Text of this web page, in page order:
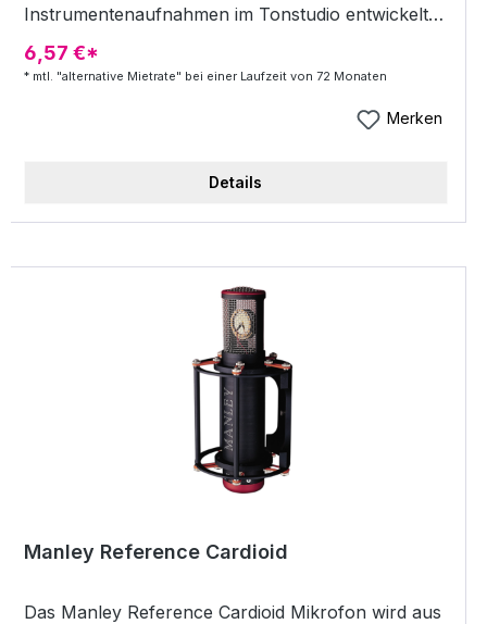
Instrumentenaufnahmen im Tonstudio entwickelt.
9 verschiede Charakteristiken lassen sich über die
Versorgungseinheit regeln. Speziell bei
die hand-selektierte 12AX7 Röhre, die im
natürlichen Klang. Im Lieferumfang befindet sich
eine Mikrofonspinne, ein 7 poliges Anschlusskabel
Kondensator-Kapsel Röhre: Handselektierte 12AX7
Triode Richtcharakteristik: Kugel, Niere, Acht, 6
weitere Pattern (einstellbar) Frequenzbereich: 20
Hz20 kHz Max Input SPL: 135 dB (@ 1 kHz _/&lt; 1
% T.H.D.) Ausgangsimpedanz: 100 Ohm (+/-30 %)
(@ 1 kHz) Empfindlichkeit: -34 dB ±2 dB (0 dB =
1V/Pa @ 1 kHz) Signal/Rauschabstand: 80 dB
Stromversorgung: Externes Netzteil (110-120 V
mm Gewicht PSU: 1700 g Verfügbare Farben:
6,57 €*
* mtl. "alternative Mietrate" bei einer Laufzeit von 72 Monaten
Merken
Details
Manley Reference Cardioid
Das Manley Reference Cardioid Mikrofon wird aus